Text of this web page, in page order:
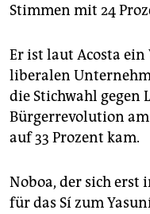
Stimmen mit 24
Er ist laut Acosta
liberalen
die Stichwahl gegen
Bürgerrevolution am
auf 33 Prozent kam.
Noboa, der sich erst
für das Sí zum